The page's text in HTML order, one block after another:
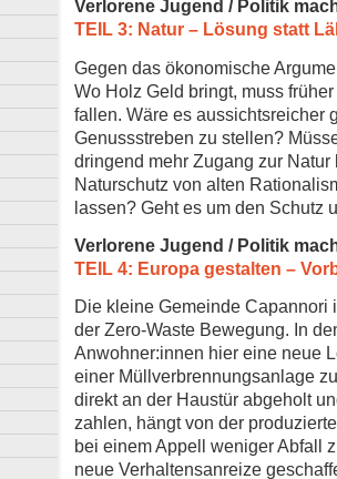
Verlorene Jugend / Politik
TEIL 3: Natur – Lösung statt
Gegen das ökonomische
Wo Holz Geld bringt, muss
fallen. Wäre es aussichtsreicher
Genussstreben zu stellen?
dringend mehr Zugang zur
Naturschutz von alten
lassen? Geht es um den Schutz
Verlorene Jugend / Politik
TEIL 4: Europa gestalten –
Die kleine Gemeinde Capannori
der Zero-Waste Bewegung. In
Anwohner:innen hier eine neue
einer Müllverbrennungsanlage
direkt an der Haustür abgeholt
zahlen, hängt von der
bei einem Appell weniger Abfall
neue Verhaltensanreize